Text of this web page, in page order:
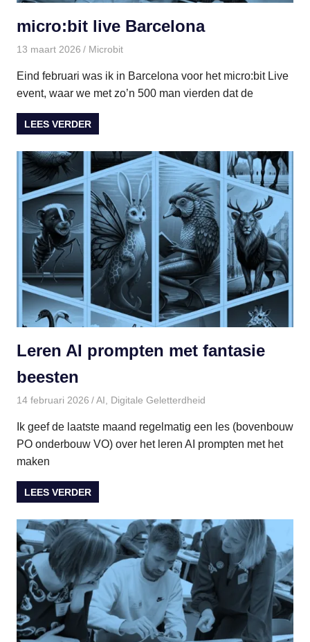
micro:bit live Barcelona
13 maart 2026 paulinem
Microbit
Eind februari was ik in Barcelona voor het micro:bit Live
event, waar we met zo’n 500 man vierden dat de
LEES VERDER
Leren AI prompten met fantasie
beesten
14 februari 2026 paulinem
AI, Digitale Geletterdheid
Ik geef de laatste maand regelmatig een les (bovenbouw
PO onderbouw VO) over het leren AI prompten met het
maken
LEES VERDER